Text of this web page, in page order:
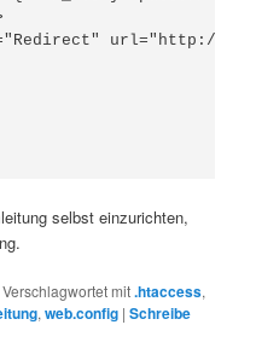
url="http://
selbst einzurichten,
Verschlagwortet mit.htaccess,
,web.config |Schreibe